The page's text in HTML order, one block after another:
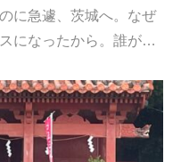
に急遽、茨城へ。なぜ
になったから。誰が…